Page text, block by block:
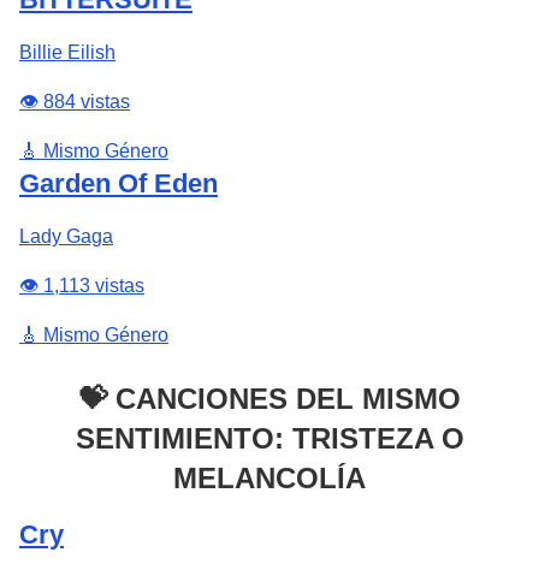
Billie Eilish
👁️ 884 vistas
🎸 Mismo Género
Garden Of Eden
Lady Gaga
👁️ 1,113 vistas
🎸 Mismo Género
💝 CANCIONES DEL MISMO
SENTIMIENTO: TRISTEZA O
MELANCOLÍA
Cry